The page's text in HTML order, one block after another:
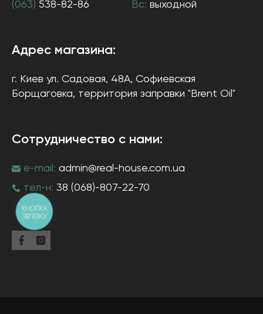
(063) 538-82-86
Вс: выходной
Адрес магазина:
г. Киев ул. Садовая, 48А, Софиевская
Борщаговка, территория заправки "Brent Oil"
Сотрудничество с нами:
e-mail: admin@real-house.com.ua
тел-н: 38 (068)-807-22-70
КНОПКА
ЗВ'ЯЗКУ